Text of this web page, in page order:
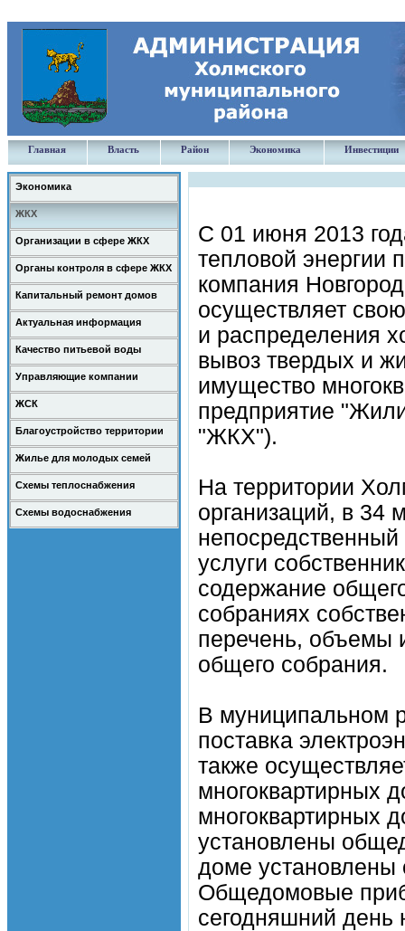
Главная Власть Район Экономика Инвестиции
Экономика
ЖКХ
Организации в сфере ЖКХ
Органы контроля в сфере ЖКХ
Капитальный ремонт домов
Актуальная информация
Качество питьевой воды
Управляющие компании
ЖСК
Благоустройство территории
Жилье для молодых семей
Схемы теплоснабжения
Схемы водоснабжения
С 01 июня 2013
тепловой энергии
компания
осуществляет
и распределения
вывоз твердых и
имущество
предприятие
"ЖКХ").
На территории
организаций, в 34
услуги
содержание
собраниях
перечень, объемы
общего собрания.
В муниципальном
поставка
также
многоквартирных
многоквартирных
установлены
доме установлены
Общедомовые
сегодняшний день